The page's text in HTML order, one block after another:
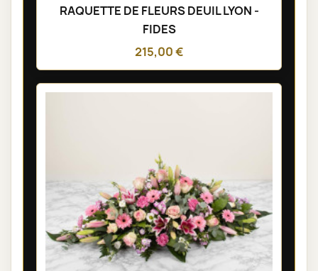
RAQUETTE DE FLEURS DEUIL LYON -
FIDES
215,00 €